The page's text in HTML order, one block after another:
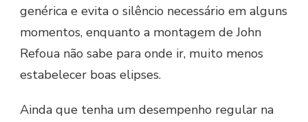
genérica e evita o silêncio necessário em alguns
momentos, enquanto a montagem de John
Refoua não sabe para onde ir, muito menos
estabelecer boas elipses.
Ainda que tenha um desempenho regular na